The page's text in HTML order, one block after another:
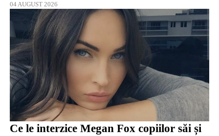
04 AUGUST 2026
Ce le interzice Megan Fox copiilor săi și